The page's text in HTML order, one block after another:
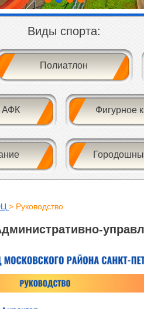
Виды спорта:
Полиатлон
АФК Фигурное
> Руководство